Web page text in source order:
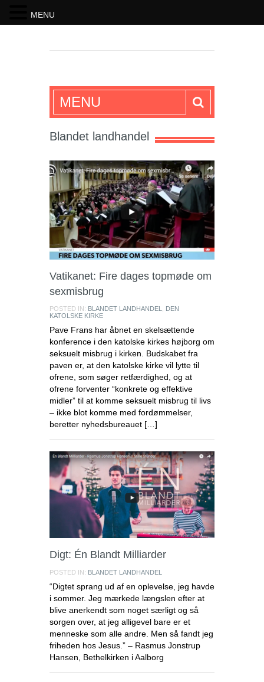
SKRIFTEN
MENU
Blandet landhandel
Vatikanet: Fire dages topmøde om
sexmisbrug
POSTED IN: BLANDET LANDHANDEL
DEN
KATOLSKE KIRKE
Pave Frans har åbnet en skelsættende
konference i den katolske kirkes højborg om
seksuelt misbrug i kirken. Budskabet fra
paven er, at den katolske kirke vil lytte til
ofrene, som søger retfærdighed, og at
ofrene forventer “konkrete og effektive
midler” til at komme seksuelt misbrug til livs
– ikke blot komme med fordømmelser,
beretter nyhedsbureauet […]
Digt: Én Blandt Milliarder
POSTED IN: BLANDET LANDHANDEL
“Digtet sprang ud af en oplevelse, jeg havde
i sommer. Jeg mærkede længslen efter at
blive anerkendt som noget særligt og så
sorgen over, at jeg alligevel bare er et
menneske som alle andre. Men så fandt jeg
friheden hos Jesus.” – Rasmus Jonstrup
Hansen, Bethelkirken i Aalborg
MENU